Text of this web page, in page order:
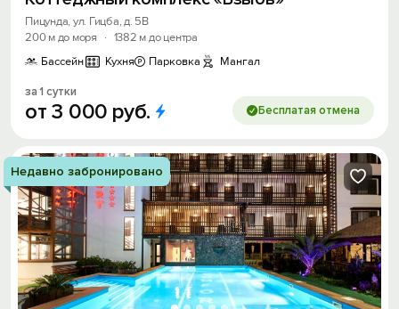
Пицунда, ул. Гицба, д. 5В
200 м до моря
· 1382 м до центра
Бассейн
Кухня Парковка Мангал
за 1 сутки
от3 000 руб. Бесплатая отмена
Недавно забронировано